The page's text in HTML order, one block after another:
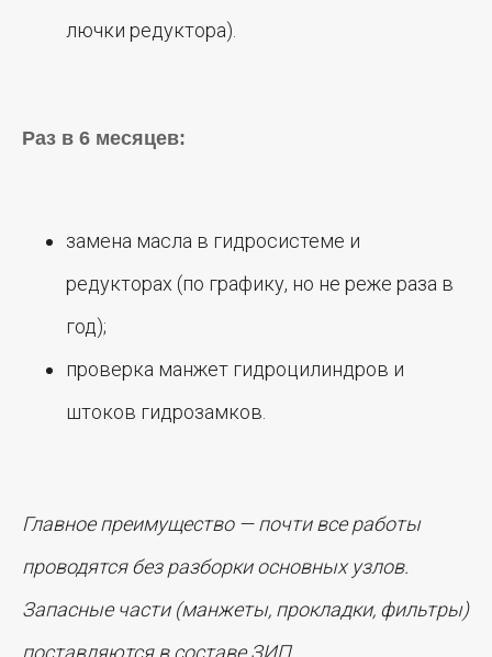
лючки редуктора).
Раз в 6 месяцев:
замена масла в гидросистеме и
редукторах (по графику, но не реже раза в
год);
проверка манжет гидроцилиндров и
штоков гидрозамков.
Главное преимущество — почти все работы
проводятся без разборки основных узлов.
Запасные части (манжеты, прокладки, фильтры)
поставляются в составе ЗИП.